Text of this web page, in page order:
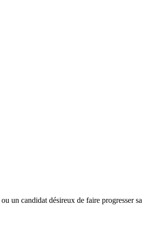
un candidat désireux de faire progresser